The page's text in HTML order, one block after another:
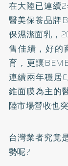
在大陸已連續
醫美保養品牌
保濕潔面乳，
售佳績，好的
育，更讓
連續兩年穩居
維面膜為主的
陸市場營收也
台灣業者究竟
勢呢?